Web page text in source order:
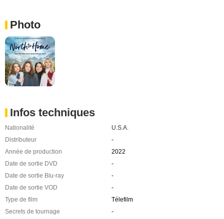
Photo
Infos techniques
Nationalité
U.S.A.
Distributeur
-
Année de production
2022
Date de sortie DVD
-
Date de sortie Blu-ray
-
Date de sortie VOD
-
Type de film
Télefilm
Secrets de tournage
-